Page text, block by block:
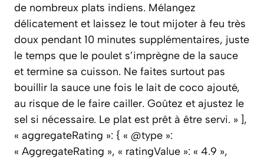
de nombreux plats indiens. Mélangez
délicatement et laissez le tout mijoter à feu très
doux pendant 10 minutes supplémentaires, juste
le temps que le poulet s’imprègne de la sauce
et termine sa cuisson. Ne faites surtout pas
bouillir la sauce une fois le lait de coco ajouté,
au risque de le faire cailler. Goûtez et ajustez le
sel si nécessaire. Le plat est prêt à être servi. » ],
« aggregateRating »: { « @type »:
« AggregateRating », « ratingValue »: « 4.9 »,